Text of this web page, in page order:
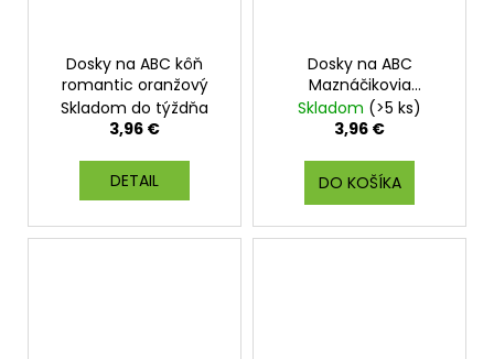
Dosky na ABC kôň
romantic oranžový
Skladom do týždňa
3,96 €
DETAIL
Dosky na ABC
Maznáčikovia
mačiatka
Skladom (>5 ks)
3,96 €
DO KOŠÍKA